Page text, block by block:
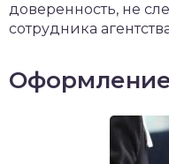
доверенность, не
сотрудника